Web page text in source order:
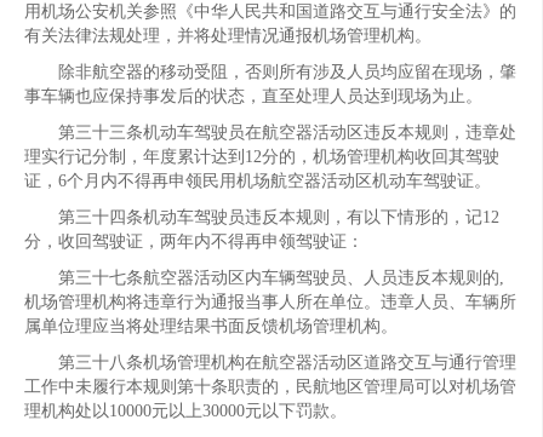
用机场公安机关参照《中华人民共和国道路交互与通行安全法》的
有关法律法规处理，并将处理情况通报机场管理机构。
除非航空器的移动受阻，否则所有涉及人员均应留在现场，肇
事车辆也应保持事发后的状态，直至处理人员达到现场为止。
第三十三条机动车驾驶员在航空器活动区违反本规则，违章处
理实行记分制，年度累计达到12分的，机场管理机构收回其驾驶
证，6个月内不得再申领民用机场航空器活动区机动车驾驶证。
第三十四条机动车驾驶员违反本规则，有以下情形的，记12
分，收回驾驶证，两年内不得再申领驾驶证：
第三十七条航空器活动区内车辆驾驶员、人员违反本规则的,
机场管理机构将违章行为通报当事人所在单位。违章人员、车辆所
属单位理应当将处理结果书面反馈机场管理机构。
第三十八条机场管理机构在航空器活动区道路交互与通行管理
工作中未履行本规则第十条职责的，民航地区管理局可以对机场管
理机构处以10000元以上30000元以下罚款。